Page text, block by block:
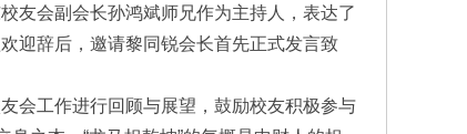
友会副会长孙鸿斌师兄作为主持人，表达了
迎辞后，邀请黎同锐会长首先正式发言致
会工作进行回顾与展望，鼓励校友积极参与